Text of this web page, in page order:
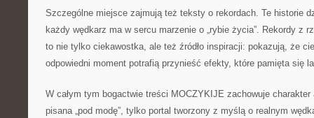
Szczególne miejsce zajmują też teksty o rekordach. Te historie
każdy wędkarz ma w sercu marzenie o „rybie życia”. Rekordy z
to nie tylko ciekawostka, ale też źródło inspiracji: pokazują, że
odpowiedni moment potrafią przynieść efekty, które pamięta się
W całym tym bogactwie treści MOCZYKIJE zachowuje
pisana „pod modę”, tylko portal tworzony z myślą o realnym